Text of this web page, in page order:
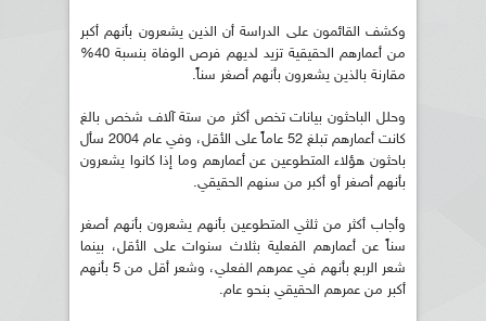
وكشف القائمون على الدراسة أن الذين يشعرون بأنهم أكبر
من أعمارهم الحقيقية تزيد لديهم فرص الوفاة بنسبة 40%
مقارنة بالذين يشعرون بأنهم أصغر سناً.
وحلل الباحثون بيانات تخص أكثر من ستة آلاف شخص بالغ
كانت أعمارهم تبلغ 52 عاماً على الأقل، وفي عام 2004 سأل
باحثون هؤلاء المتطوعين عن أعمارهم وما إذا كانوا يشعرون
بأنهم أصغر أو أكبر من سنهم الحقيقي.
وأجاب أكثر من ثلثي المتطوعين بأنهم يشعرون بأنهم أصغر
سناً عن أعمارهم الفعلية بثلاث سنوات على الأقل، بينما
شعر الربع بأنهم في عمرهم الفعلي، وشعر أقل من 5 بأنهم
أكبر من عمرهم الحقيقي بنحو عام.